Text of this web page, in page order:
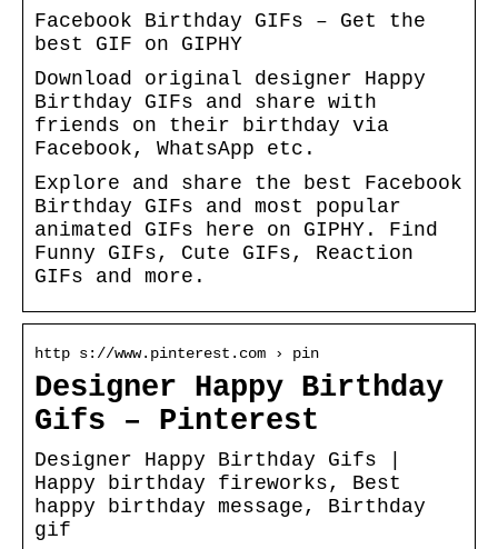
Facebook Birthday GIFs – Get the
best GIF on GIPHY
Download original designer Happy
Birthday GIFs and share with
friends on their birthday via
Facebook, WhatsApp etc.
Explore and share the best Facebook
Birthday GIFs and most popular
animated GIFs here on GIPHY. Find
Funny GIFs, Cute GIFs, Reaction
GIFs and more.
http s://www.pinterest.com › pin
Designer Happy Birthday
Gifs – Pinterest
Designer Happy Birthday Gifs |
Happy birthday fireworks, Best
happy birthday message, Birthday
gif